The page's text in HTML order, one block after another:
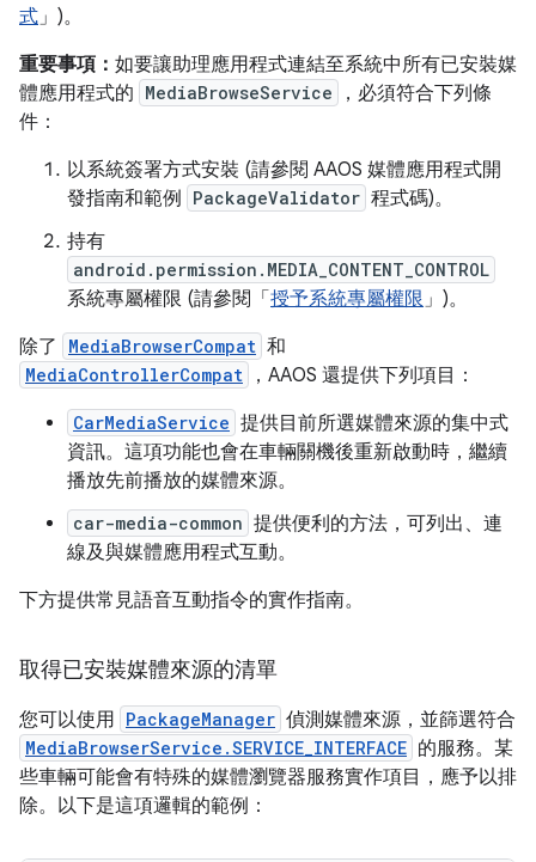
式」)。
重要事項： 如要讓助理應用程式連結至系統中所有已安裝媒
體應用程式的 MediaBrowseService
，必須符合下列條
件：
以系統簽署方式安裝 (請參閱 AAOS 媒體應用程式開
發指南和範例
PackageValidator 程式碼)。
持有
android.permission.MEDIA_CONTENT_CONTROL
系統專屬權限 (請參閱「 授予系統專屬權限」)。
除了
MediaBrowserCompat 和
MediaControllerCompat ，AAOS 還提供下列項目：
CarMediaService 提供目前所選媒體來源的集中式
資訊。這項功能也會在車輛關機後重新啟動時，繼續
播放先前播放的媒體來源。
car-media-common 提供便利的方法，可列出、連
線及與媒體應用程式互動。
下方提供常見語音互動指令的實作指南。
取得已安裝媒體來源的清單
您可以使用 PackageManager 偵測媒體來源，並篩選符合
MediaBrowserService.SERVICE_INTERFACE 的服務。某
些車輛可能會有特殊的媒體瀏覽器服務實作項目，應予以排
除。以下是這項邏輯的範例：